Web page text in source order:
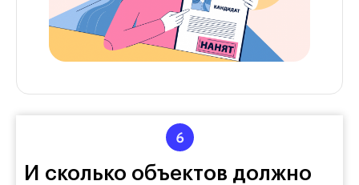
И сколько объектов должно